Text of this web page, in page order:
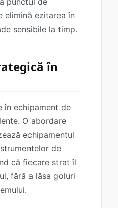
ezitarea în
sensibile la timp.
în
în echipament de
O abordare
echipamentul
de
că fiecare strat îl
fără a lăsa goluri